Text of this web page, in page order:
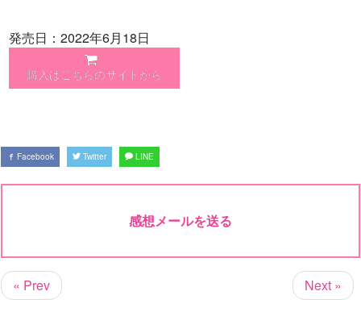
発売日：2022年6月18日
購入はこちらのサイトから
Facebook Twitter LINE
感想メールを送る
« Prev Next »